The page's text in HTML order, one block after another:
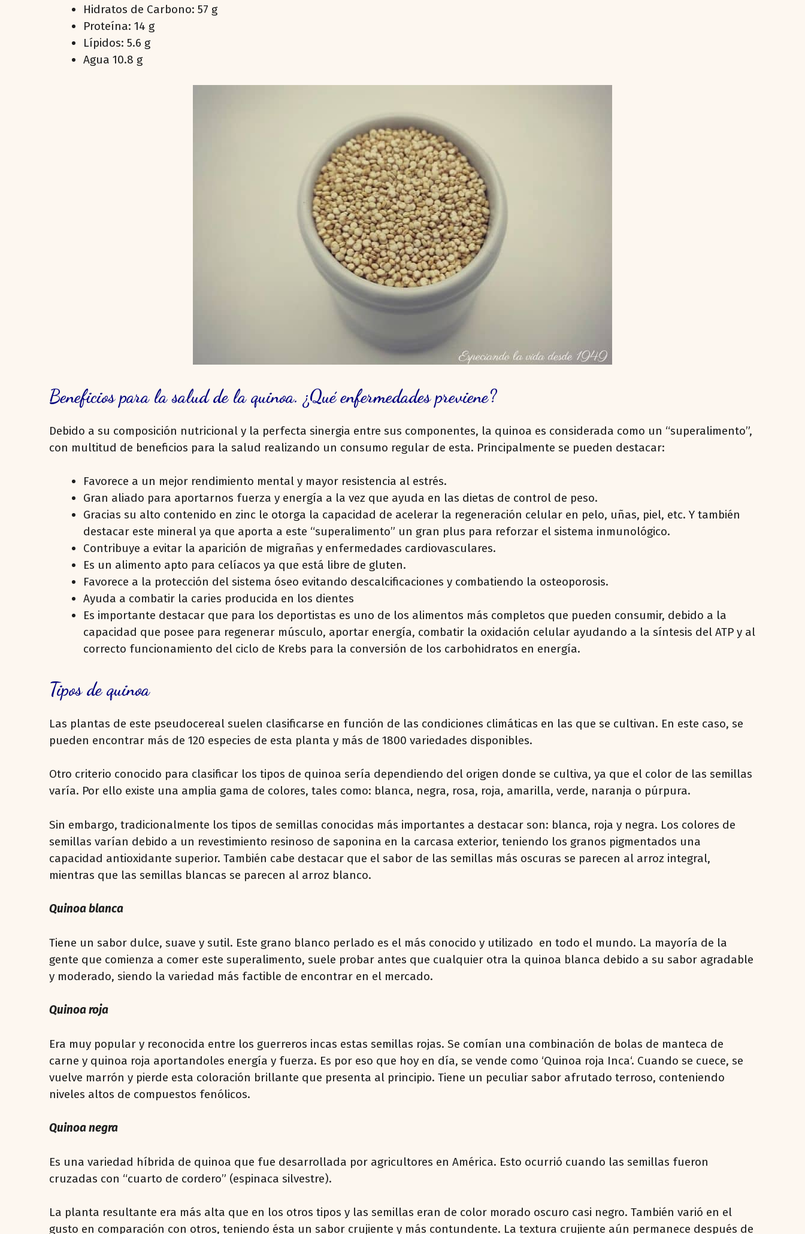
Hidratos de Carbono: 57 g
Proteína: 14 g
Lípidos: 5.6 g
Agua 10.8 g
Beneficios para la salud de la quinoa. ¿Qué enfermedades previene?
Debido a su composición nutricional y la perfecta sinergia entre sus componentes, la quinoa es considerada como un “superalimento”,
con multitud de beneficios para la salud realizando un consumo regular de esta. Principalmente se pueden destacar:
Favorece a un mejor rendimiento mental y mayor resistencia al estrés.
Gran aliado para aportarnos fuerza y energía a la vez que ayuda en las dietas de control de peso.
Gracias su alto contenido en zinc le otorga la capacidad de acelerar la regeneración celular en pelo, uñas, piel, etc. Y también
destacar este mineral ya que aporta a este “superalimento” un gran plus para reforzar el sistema inmunológico.
Contribuye a evitar la aparición de migrañas y enfermedades cardiovasculares.
Es un alimento apto para celíacos ya que está libre de gluten.
Favorece a la protección del sistema óseo evitando descalcificaciones y combatiendo la osteoporosis.
Ayuda a combatir la caries producida en los dientes
Es importante destacar que para los deportistas es uno de los alimentos más completos que pueden consumir, debido a la
capacidad que posee para regenerar músculo, aportar energía, combatir la oxidación celular ayudando a la síntesis del ATP y al
correcto funcionamiento del ciclo de Krebs para la conversión de los carbohidratos en energía.
Tipos de quinoa
Las plantas de este pseudocereal suelen clasificarse en función de las condiciones climáticas en las que se cultivan. En este caso, se
pueden encontrar más de 120 especies de esta planta y más de 1800 variedades disponibles.
Otro criterio conocido para clasificar los tipos de quinoa sería dependiendo del origen donde se cultiva, ya que el color de las semillas
varía. Por ello existe una amplia gama de colores, tales como: blanca, negra, rosa, roja, amarilla, verde, naranja o púrpura.
Sin embargo, tradicionalmente los tipos de semillas conocidas más importantes a destacar son: blanca, roja y negra. Los colores de
semillas varían debido a un revestimiento resinoso de saponina en la carcasa exterior, teniendo los granos pigmentados una
capacidad antioxidante superior. También cabe destacar que el sabor de las semillas más oscuras se parecen al arroz integral,
mientras que las semillas blancas se parecen al arroz blanco.
Quinoa blanca
Tiene un sabor dulce, suave y sutil. Este grano blanco perlado es el más conocido y utilizado en todo el mundo. La mayoría de la
gente que comienza a comer este superalimento, suele probar antes que cualquier otra la quinoa blanca debido a su sabor agradable
y moderado, siendo la variedad más factible de encontrar en el mercado.
Quinoa roja
Era muy popular y reconocida entre los guerreros incas estas semillas rojas. Se comían una combinación de bolas de manteca de
carne y quinoa roja aportandoles energía y fuerza. Es por eso que hoy en día, se vende como ‘Quinoa roja Inca‘. Cuando se cuece, se
vuelve marrón y pierde esta coloración brillante que presenta al principio. Tiene un peculiar sabor afrutado terroso, conteniendo
niveles altos de compuestos fenólicos.
Quinoa negra
Es una variedad híbrida de quinoa que fue desarrollada por agricultores en América. Esto ocurrió cuando las semillas fueron
cruzadas con “cuarto de cordero” (espinaca silvestre).
La planta resultante era más alta que en los otros tipos y las semillas eran de color morado oscuro casi negro. También varió en el
gusto en comparación con otros, teniendo ésta un sabor crujiente y más contundente. La textura crujiente aún permanece después de